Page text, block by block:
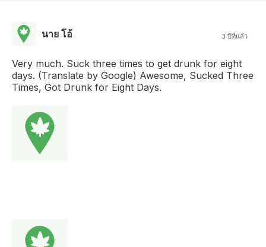
นาย โอ้ 3 ปีที่แล้ว
Very much. Suck three times to get drunk for eight
days. (Translate by Google) Awesome, Sucked Three
Times, Got Drunk for Eight Days.